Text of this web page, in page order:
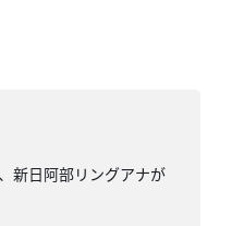
新日阿部リングアナが